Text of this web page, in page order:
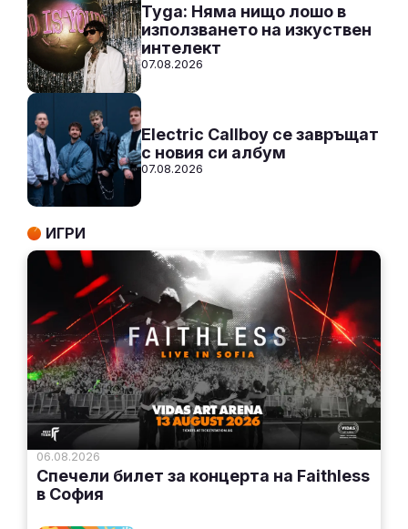
Tyga: Няма нищо лошо в
използването на изкуствен
интелект
07.08.2026
Electric Callboy се завръщат
с новия си албум
07.08.2026
ИГРИ
06.08.2026
Спечели билет за концерта на Faithless
в София